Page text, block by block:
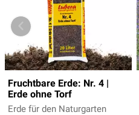
Fruchtbare Erde: Nr. 4 |
Erde ohne Torf
Erde für den Naturgarten